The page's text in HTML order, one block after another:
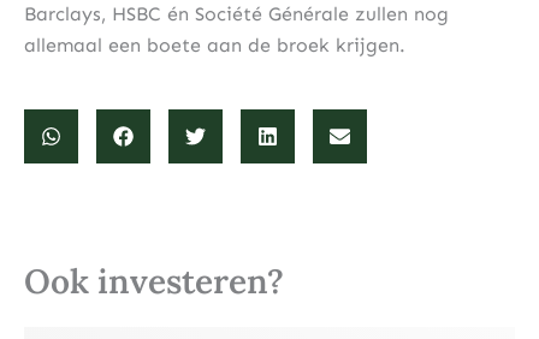
Barclays, HSBC én Société Générale zullen nog
allemaal een boete aan de broek krijgen.
Ook investeren?